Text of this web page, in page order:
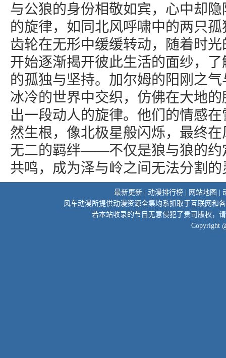
与公狼的身份相敬如宾，心中却
的旋律，如同北风呼啸中的两只
齿轮在无形中缓缓转动，随着时
开始逐渐揭开彼此生活的面纱，
的孤独与坚持。加尔姆的阳刚之
冰冷的世界中交织，仿佛在大地
出一段动人的旋律。他们的情感
然生根，像北极星般闪烁，最终
无二的羁绊——不仅是狼与狼的约
共鸣，成为泽与岭之间无法分割
最新更新 动漫排行榜 网站地图
风车动漫所提供动漫资源全集均系抓取于互联网和
若本站收录的节目无意侵犯了贵司版权，
Copyright